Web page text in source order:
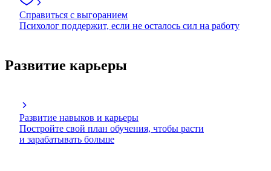
Справиться с выгоранием
Психолог поддержит, если не осталось сил на работу
Развитие карьеры
Развитие навыков и карьеры
Постройте свой план обучения, чтобы расти
и зарабатывать больше